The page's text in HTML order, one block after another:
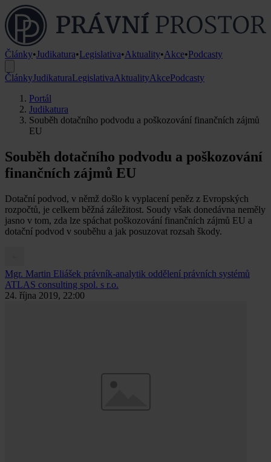
Články•Judikatura•Legislativa•Aktuality•Akce•Podcasty
ČlánkyJudikaturaLegislativaAktualityAkcePodcasty
Portál
Judikatura
Souběh dotačního podvodu a poškozování finančních zájmů
EU
Souběh dotačního podvodu a poškozování
finančních zájmů EU
Dotační podvod, v němž došlo k vyplacení peněz z Evropských
rozpočtů, je celkem běžná záležitost. Soudy však donedávna neměly
jasno v tom, zda lze spáchat poškozování finančních zájmů EU a
dotační podvod v souběhu a jak posuzovat rozsah škody.
Mgr. Martin Eliášek právník-analytik oddělení právních systémů
ATLAS consulting spol. s r.o.
24. října 2019, 22:00